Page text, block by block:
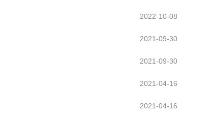
2022-10-08
2021-09-30
2021-09-30
2021-04-16
2021-04-16